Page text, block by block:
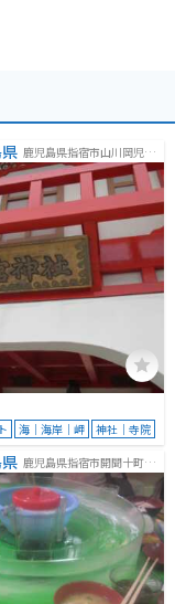
鹿児島県指宿市山川岡児ケ
水
海｜海岸｜岬 神社｜寺院
鹿児島県指宿市開聞十町５
９６７